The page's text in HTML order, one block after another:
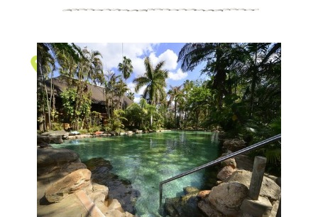
Die Makutsi Safari Farm
Hippos im Pool
Als Mutter von zwei kleinen Kindern ist die
Makutsi Lodge für mich perfekt. Es gibt einen
riesigen, von einer heißen Quelle gespeisten Pool,
ein Lapa von der aus man wunderbar auf den
Fluss und etwaige Elefanten und Kudus schauen
kann und dazu salziges Popcorn. Außerdem gibt
es einen Tennis Court und auch die Zimmer sind